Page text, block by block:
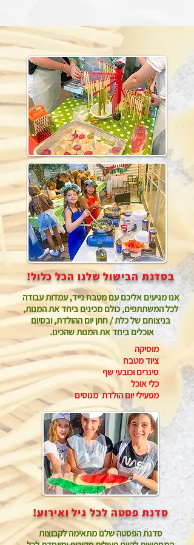
בסדנת הבישול שלנו הכל כלול!
אנו מגיעים אליכם עם מטבח נייד, עמדות עבודה
לכל המשתתפים, כולם מכינים ביחד את המנות,
בניצוחם של כלת / חתן יום ההולדת, ובסיום
אוכלים ביחד את המנות שהכינו.
מוסיקה
ציוד מטבח
סינרים וכובעי שף
כלי אוכל
מפעילי יום הולדת מנוסים
סדנת פסטה לכל גיל ואירוע!
סדנת הפסטה שלנו מתאימה לקבוצות